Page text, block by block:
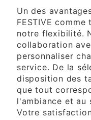
Un des
FESTIVE
notre flexibilité.
collaboration
personnaliser
service. De la
disposition des
que tout
l'ambiance et au
Votre